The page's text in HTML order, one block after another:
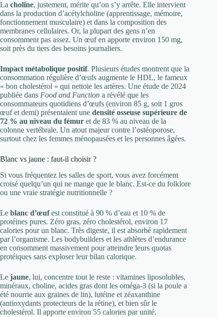
La choline, justement, mérite qu’on s’y arrête. Elle intervient
dans la production d’acétylcholine (apprentissage, mémoire,
fonctionnement musculaire) et dans la composition des
membranes cellulaires. Or, la plupart des gens n’en
consomment pas assez. Un œuf en apporte environ 150 mg,
soit près du tiers des besoins journaliers.
Impact métabolique positif. Plusieurs études montrent que la
consommation régulière d’œufs augmente le HDL, le fameux
« bon cholestérol » qui nettoie les artères. Une étude de 2024
publiée dans Food and Function a révélé que les
consommateurs quotidiens d’œufs (environ 85 g, soit 1 gros
œuf et demi) présentaient une densité osseuse supérieure de
72 % au niveau du fémur et de 83 % au niveau de la
colonne vertébrale. Un atout majeur contre l’ostéoporose,
surtout chez les femmes ménopausées et les personnes âgées.
Blanc vs jaune : faut-il choisir ?
Si vous fréquentez les salles de sport, vous avez forcément
croisé quelqu’un qui ne mange que le blanc. Est-ce du folklore
ou une vraie stratégie nutritionnelle ?
Le blanc d’œufest constitué à 90 % d’eau et 10 % de
protéines pures. Zéro gras, zéro cholestérol, environ 17
calories pour un blanc. Très digeste, il est absorbé rapidement
par l’organisme. Les bodybuilders et les athlètes d’endurance
en consomment massivement pour atteindre leurs quotas
protéiques sans exploser leur bilan calorique.
Le jaune, lui, concentre tout le reste : vitamines liposolubles,
minéraux, choline, acides gras dont les oméga-3 (si la poule a
été nourrie aux graines de lin), lutéine et zéaxanthine
(antioxydants protecteurs de la rétine), et bien sûr le
cholestérol. Il apporte environ 55 calories par unité.